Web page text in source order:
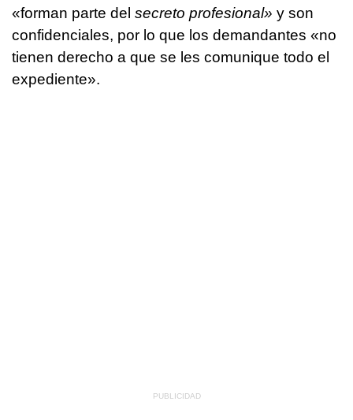
«forman parte del secreto profesional» y son
confidenciales, por lo que los demandantes «no
tienen derecho a que se les comunique todo el
expediente».